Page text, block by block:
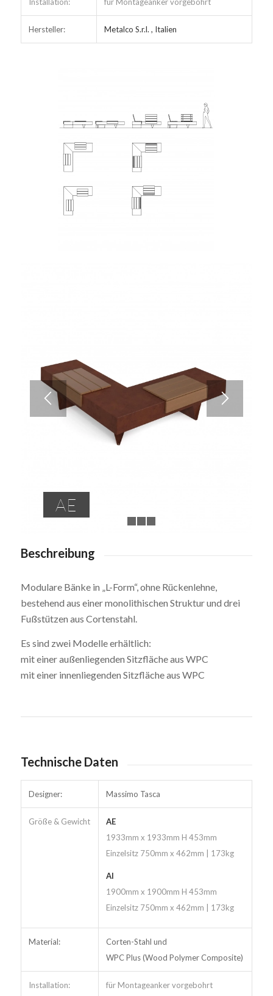
Installation: für Montageanker vorgebohrt
Hersteller: Metalco S.r.l. , Italien
AE
Beschreibung
Modulare Bänke in „L-Form“, ohne Rückenlehne,
bestehend aus einer monolithischen Struktur und drei
Fußstützen aus Cortenstahl.
Es sind zwei Modelle erhältlich:
mit einer außenliegenden Sitzfläche aus WPC
mit einer innenliegenden Sitzfläche aus WPC
Technische Daten
Designer: Massimo Tasca
Größe & Gewicht
AE
1933mm x 1933mm H 453mm
Einzelsitz 750mm x 462mm | 173kg
AI
1900mm x 1900mm H 453mm
Einzelsitz 750mm x 462mm | 173kg
Material:
Corten-Stahl und
WPC Plus (Wood Polymer Composite)
Installation: für Montageanker vorgebohrt